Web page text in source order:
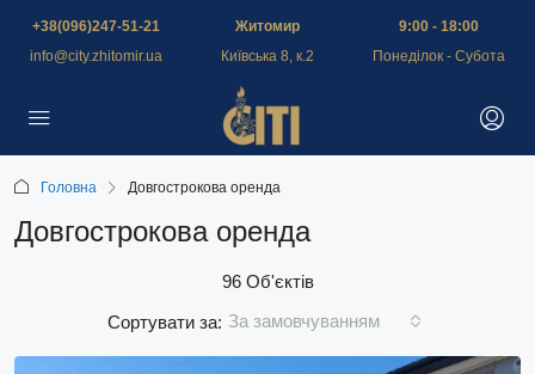
+38(096)247-51-21
info@city.zhitomir.ua
Житомир
Київська 8, к.2
9:00 - 18:00
Понеділок - Субота
Головна Довгострокова оренда
Довгострокова оренда
96 Об'єктів
Сортувати за: За замовчуванням